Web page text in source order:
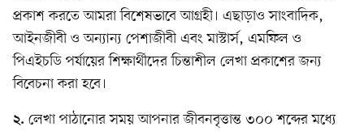
প্রকাশ করতে আমরা বিশেষভাবে আগ্রহী। এছাড়াও সাংবাদিক,
আইনজীবী ও অন্যান্য পেশাজীবী এবং মাস্টার্স, এমফিল ও
পিএইচডি পর্যায়ের শিক্ষার্থীদের চিন্তাশীল লেখা প্রকাশের জন্য
বিবেচনা করা হবে।
২. লেখা পাঠানোর সময় আপনার জীবনবৃত্তান্ত ৩০০ শব্দের মধ্যে